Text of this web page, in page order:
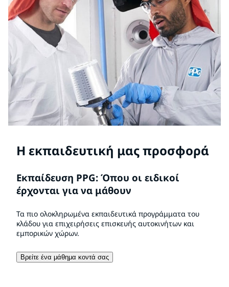
Η εκπαιδευτική μας προσφορά
Εκπαίδευση PPG: Όπου οι ειδικοί
έρχονται για να μάθουν
Τα πιο ολοκληρωμένα εκπαιδευτικά προγράμματα του
κλάδου για επιχειρήσεις επισκευής αυτοκινήτων και
εμπορικών χώρων.
Βρείτε ένα μάθημα κοντά σας